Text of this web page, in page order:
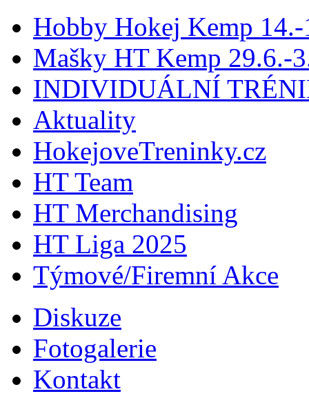
Hobby Hokej Kemp
Mašky HT Kemp 29.6.-
INDIVIDUÁLNÍ
Aktuality
HokejoveTreninky.cz
HT Team
HT Merchandising
HT Liga 2025
Týmové/Firemní Akce
Diskuze
Fotogalerie
Kontakt